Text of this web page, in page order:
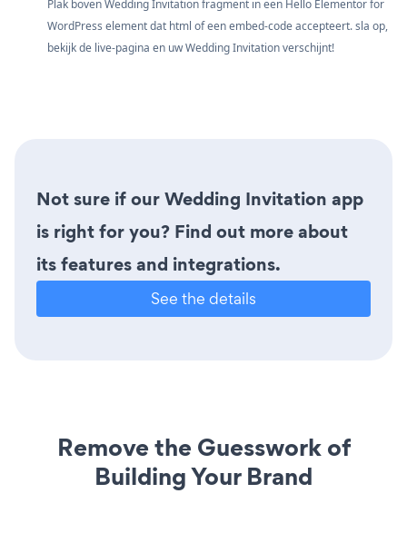
Plak boven Wedding Invitation fragment in een Hello Elementor for
WordPress element dat html of een embed-code accepteert. sla op,
bekijk de live-pagina en uw Wedding Invitation verschijnt!
Not sure if our Wedding Invitation app
is right for you? Find out more about
its features and integrations.
See the details
Remove the Guesswork of
Building Your Brand